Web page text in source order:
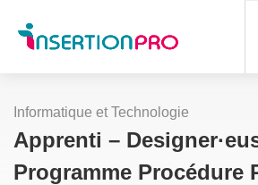
Informatique et Technologie
Apprenti –
Programme Procédure